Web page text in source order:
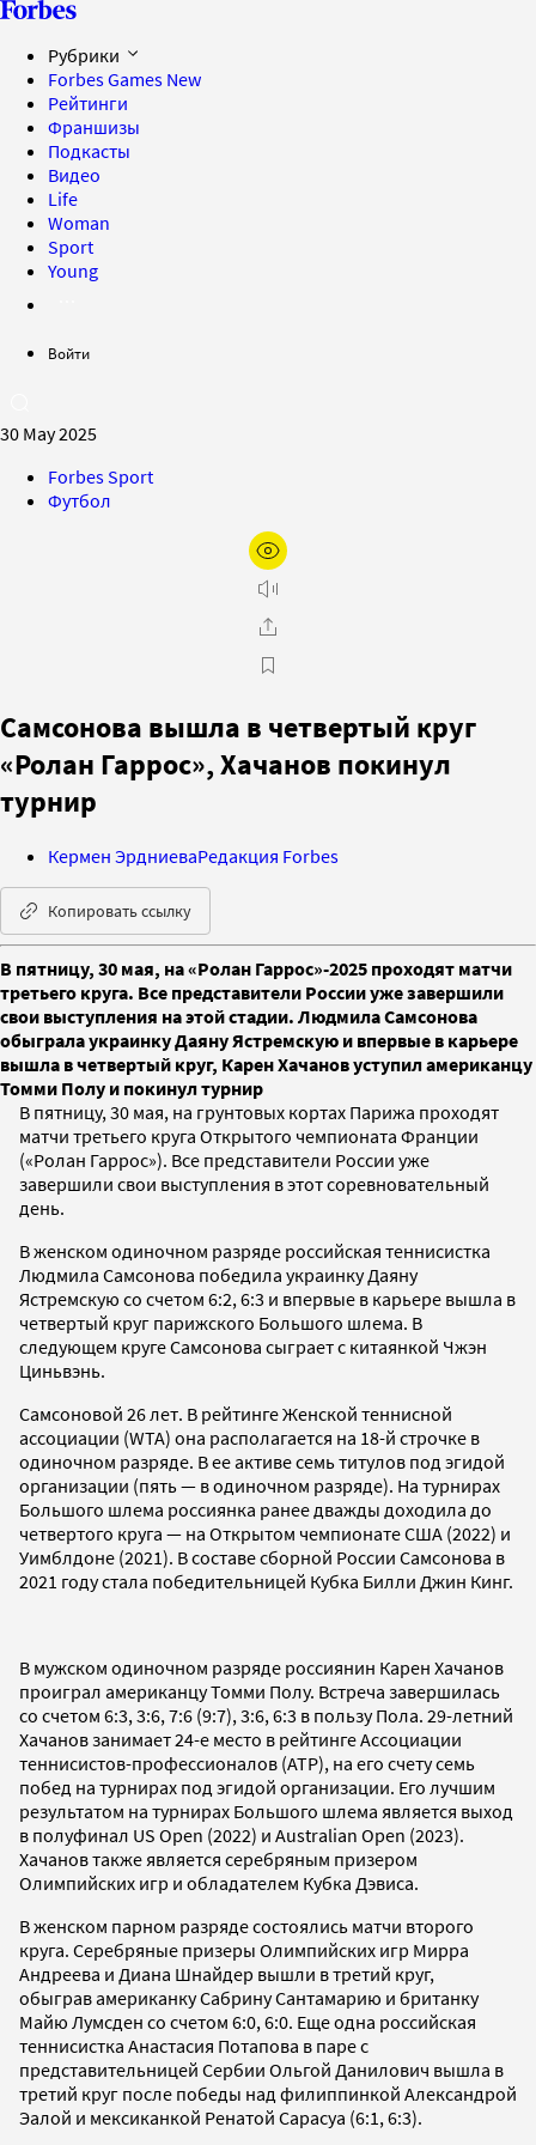
Рубрики
Forbes Games New
Рейтинги
Франшизы
Подкасты
Видео
Life
Woman
Sport
Young
Войти
30 May 2025
Forbes Sport
Футбол
Самсонова вышла в четвертый круг
«Ролан Гаррос», Хачанов покинул
турнир
Кермен ЭрдниеваРедакция Forbes
Копировать ссылку
В пятницу, 30 мая, на «Ролан Гаррос»-2025 проходят матчи
третьего круга. Все представители России уже завершили
свои выступления на этой стадии. Людмила Самсонова
обыграла украинку Даяну Ястремскую и впервые в карьере
вышла в четвертый круг, Карен Хачанов уступил американцу
Томми Полу и покинул турнир
В пятницу, 30 мая, на грунтовых кортах Парижа проходят
матчи третьего круга Открытого чемпионата Франции
(«Ролан Гаррос»). Все представители России уже
завершили свои выступления в этот соревновательный
день.
В женском одиночном разряде российская теннисистка
Людмила Самсонова победила украинку Даяну
Ястремскую со счетом 6:2, 6:3 и впервые в карьере вышла в
четвертый круг парижского Большого шлема. В
следующем круге Самсонова сыграет с китаянкой Чжэн
Циньвэнь.
Самсоновой 26 лет. В рейтинге Женской теннисной
ассоциации (WTA) она располагается на 18-й строчке в
одиночном разряде. В ее активе семь титулов под эгидой
организации (пять — в одиночном разряде). На турнирах
Большого шлема россиянка ранее дважды доходила до
четвертого круга — на Открытом чемпионате США (2022) и
Уимблдоне (2021). В составе сборной России Самсонова в
2021 году стала победительницей Кубка Билли Джин Кинг.
В мужском одиночном разряде россиянин Карен Хачанов
проиграл американцу Томми Полу. Встреча завершилась
со счетом 6:3, 3:6, 7:6 (9:7), 3:6, 6:3 в пользу Пола. 29-летний
Хачанов занимает 24-е место в рейтинге Ассоциации
теннисистов-профессионалов (ATP), на его счету семь
побед на турнирах под эгидой организации. Его лучшим
результатом на турнирах Большого шлема является выход
в полуфинал US Open (2022) и Australian Open (2023).
Хачанов также является серебряным призером
Олимпийских игр и обладателем Кубка Дэвиса.
В женском парном разряде состоялись матчи второго
круга. Серебряные призеры Олимпийских игр Мирра
Андреева и Диана Шнайдер вышли в третий круг,
обыграв американку Сабрину Сантамарию и британку
Майю Лумсден со счетом 6:0, 6:0. Еще одна российская
теннисистка Анастасия Потапова в паре с
представительницей Сербии Ольгой Данилович вышла в
третий круг после победы над филиппинкой Александрой
Эалой и мексиканкой Ренатой Сарасуа (6:1, 6:3).